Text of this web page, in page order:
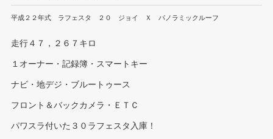
平成２２年式 ラフェスタ ２０ ジョイ Ｘ パノラミックルーフ
走行４７，２６７キロ
１オーナー・記録簿・スマートキー
ナビ・地デジ・ブルートゥース
フロント＆バックカメラ・ＥＴＣ
パワスラ付いた３０ラフェスタ入庫！